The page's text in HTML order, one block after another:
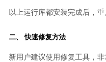
以上运行库都安装完成后，重
二、 快速修复方法
新用户建议使用修复工具，